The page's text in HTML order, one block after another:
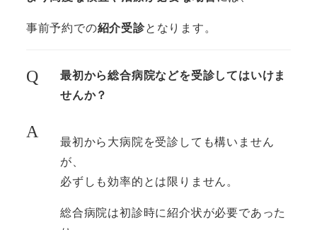
事前予約での紹介受診となります。
Q
最初から総合病院などを受診してはいけま
せんか？
A
最初から大病院を受診しても構いません
が、
必ずしも効率的とは限りません。
総合病院は初診時に紹介状が必要であった